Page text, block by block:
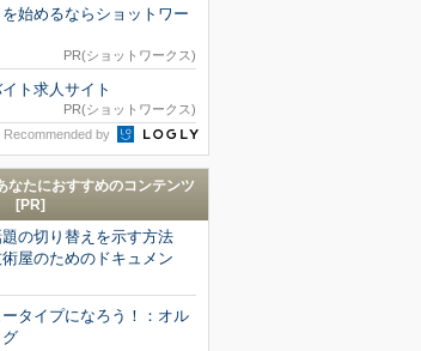
始めるならショットワー
PR(ショットワークス)
ト求人サイト
PR(ショットワークス)
Recommended by
なたにおすすめのコンテンツ
[PR]
題の切り替えを示す方法
術屋のためのドキュメン
タイプになろう！：オル